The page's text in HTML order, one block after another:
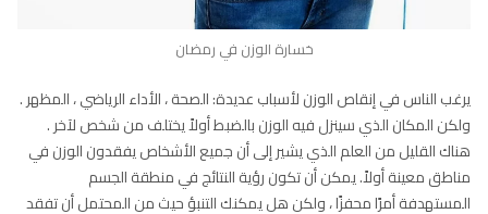
خسارة الوزن في رمضان
يرغب الناس في إنقاص الوزن لأسباب عديدة: الصحة ، الأداء الرياضي ، المظهر .
ولكن المكان الذي سينزل فيه الوزن بالضبط أولاً يختلف من شخص لآخر .
هناك القليل من العلم الذي يشير إلى أن جميع الأشخاص يفقدون الوزن في
مناطق معينة أولاً. يمكن أن تكون رؤية النتائج في منطقة الجسم
المستهدفة أمرًا محفزًا ، ولكن هل يمكنك التنبؤ حيث من المحتمل أن تفقد